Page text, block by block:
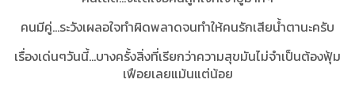
คนมีคู่…ระวังเผลอใจทำผิดพลาดจนทำให้คนรักเสียน้ำตานะครับ
เรื่องเด่นๆวันนี้...บางครั้งสิ่งที่เรียกว่าความสุขมันไม่จำเป็นต้องฟุ้ม
เฟือยเลยแม้นแต่น้อย